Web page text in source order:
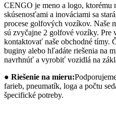
CENGO je meno a logo, ktorému
skúsenosťami a inováciami sa
procese golfových vozíkov. Naše
sú zvyčajne 2 golfové vozíky. Pre
kontaktovať naše obchodné tímy.
buginy alebo hľadáte riešenia na
navrhnúť a vyrobiť vozidlá na
● Riešenie na mieru:
farieb, pneumatík, loga a počtu
špecifické potreby.